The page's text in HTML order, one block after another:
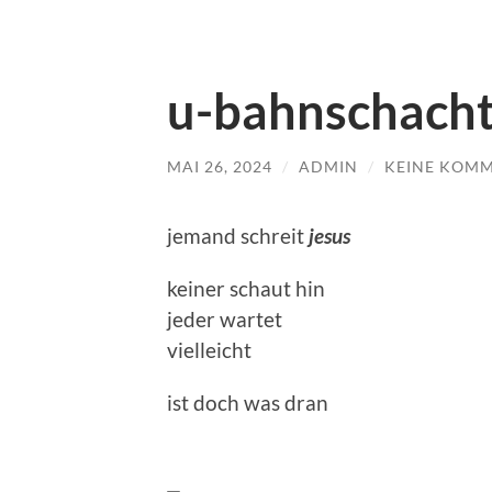
u-
MAI 26, 2024 / ADMIN / KEINE
jemand schreit jesus
keiner schaut hin
jeder wartet
vielleicht
ist doch was dran